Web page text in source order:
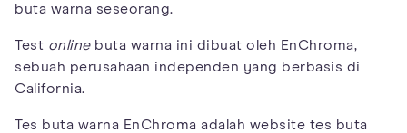
buta warna seseorang.
Test onlinebuta warna ini dibuat oleh EnChroma,
sebuah perusahaan independen yang berbasis di
California.
Tes buta warna EnChroma adalah website tes buta